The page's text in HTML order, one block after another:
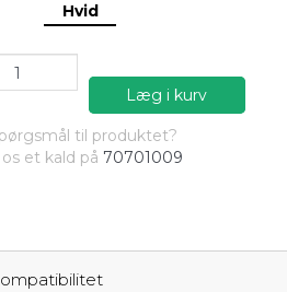
Hvid
Læg i kurv
til produktet?
et kald på 70701009